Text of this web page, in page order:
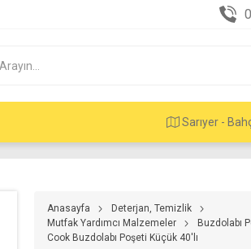
Sarıyer -
Anasayfa
Deterjan, Temizlik
Mutfak Yardımcı Malzemeler
Buzdolabı
Cook Buzdolabı Poşeti Küçük 40'lı